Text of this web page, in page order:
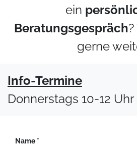
ein
Beratungsgespräch
gerne
Info-Termine
Donnerstags 10-12
Name